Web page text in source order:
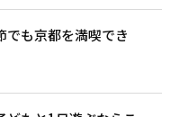
でも京都を満喫でき